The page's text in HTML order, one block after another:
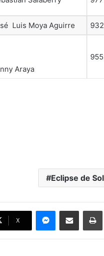
Luis Moya Aguirre
Araya
Eclipse de Sol
X